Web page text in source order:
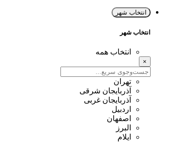
انتخاب شهر
انتخاب شهر
انتخاب همه
×
تهران
آذربایجان شرقی
آذربایجان غربی
اردبیل
اصفهان
البرز
ایلام